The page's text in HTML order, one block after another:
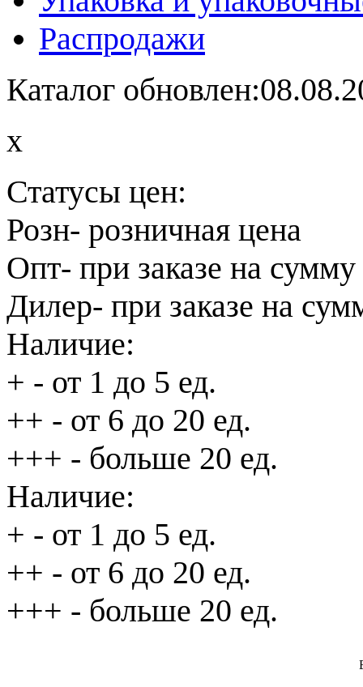
Распродажи
Каталог
x
Статусы цен:
Розн- розничная цена
Опт- при заказе на
Дилер- при заказе на
Наличие:
+ - от 1 до 5 ед.
++ - от 6 до 20 ед.
+++ - больше 20 ед.
Наличие:
+ - от 1 до 5 ед.
++ - от 6 до 20 ед.
+++ - больше 20 ед.